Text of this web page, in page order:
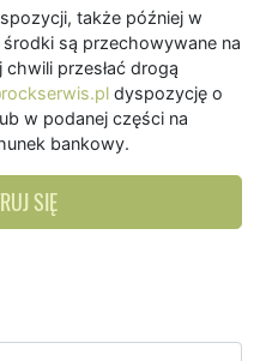
także później w
są przechowywane na
przesłać drogą
dyspozycję o
w podanej części na
bankowy.
SIĘ